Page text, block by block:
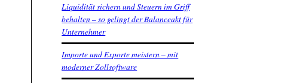
Liquidität sichern und Steuern im Griff
behalten – so gelingt der Balanceakt für
Unternehmer
Importe und Exporte meistern – mit
moderner Zollsoftware